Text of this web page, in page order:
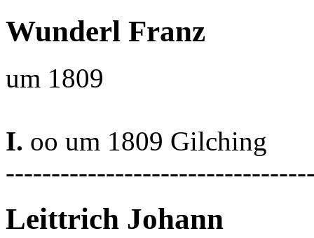
Wunderl Franz
um 1809
I. oo um 1809 Gilching
Leittrich Johann